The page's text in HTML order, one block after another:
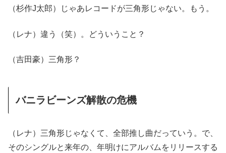
（杉作J太郎）じゃあレコードが三角形じゃない。もう。
（レナ）違う（笑）。どういうこと？
（吉田豪）三角形？
バニラビーンズ解散の危機
（レナ）三角形じゃなくて、全部推し曲だっていう。で、
そのシングルと来年の、年明けにアルバムをリリースする